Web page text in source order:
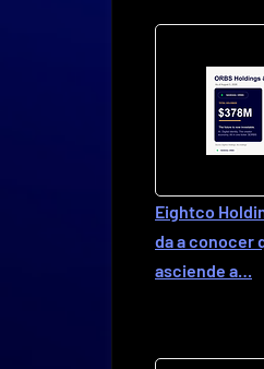
Eightco
da a conocer
asciende a…